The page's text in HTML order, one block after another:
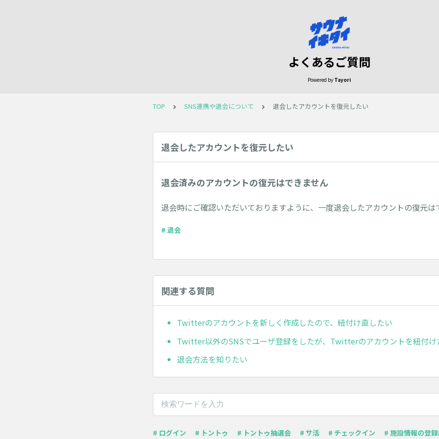
よくあるご質問
Powered by Tayori
TOP SNS連携や退会について 退会したアカウントを復元したい
退会したアカウントを復元したい
退会済みのアカウントの復元はできません
退会時にご確認いただいておりますように、一度退会したアカウントの復元は
# 退会
関連する質問
Twitterのアカウントを新しく作成したので、紐付け直したい
Twitter以外のSNSでユーザ登録をしたが、Twitterのアカウントを紐付け
退会方法を知りたい
# ログイン # トントゥ # トントゥ抽選会 # サ活 # チェックイン # 施設情報の登